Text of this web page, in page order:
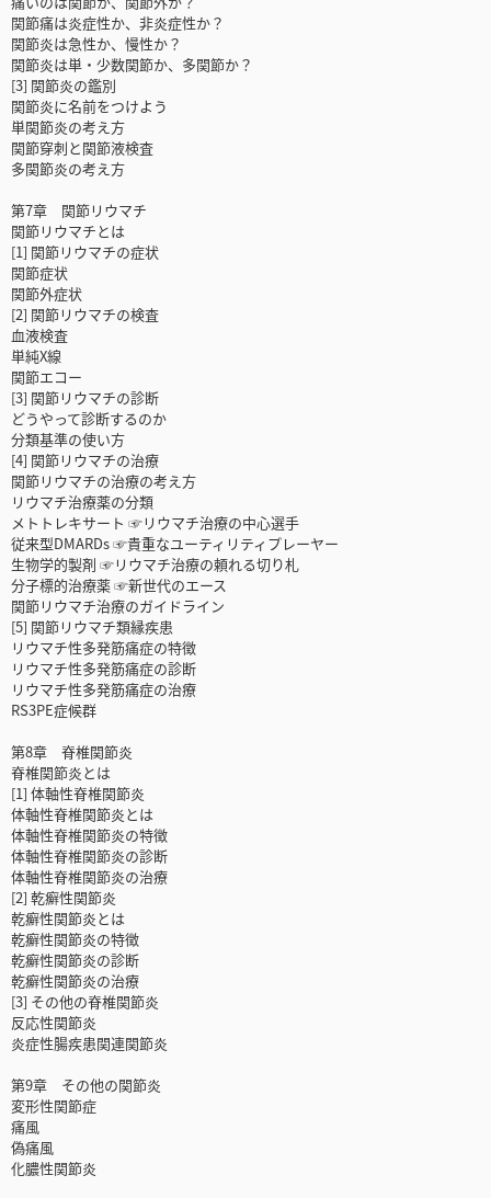
関節痛は炎症性か、非炎症性か？
関節炎は急性か、慢性か？
関節炎は単・少数関節か、多関節か？
[3] 関節炎の鑑別
関節炎に名前をつけよう
単関節炎の考え方
関節穿刺と関節液検査
多関節炎の考え方
第7章 関節リウマチ
関節リウマチとは
[1] 関節リウマチの症状
関節症状
関節外症状
[2] 関節リウマチの検査
血液検査
単純X線
関節エコー
[3] 関節リウマチの診断
どうやって診断するのか
分類基準の使い方
[4] 関節リウマチの治療
関節リウマチの治療の考え方
リウマチ治療薬の分類
メトトレキサート ☞リウマチ治療の中心選手
従来型DMARDs ☞貴重なユーティリティプレーヤー
生物学的製剤 ☞リウマチ治療の頼れる切り札
分子標的治療薬 ☞新世代のエース
関節リウマチ治療のガイドライン
[5] 関節リウマチ類縁疾患
リウマチ性多発筋痛症の特徴
リウマチ性多発筋痛症の診断
リウマチ性多発筋痛症の治療
RS3PE症候群
第8章 脊椎関節炎
脊椎関節炎とは
[1] 体軸性脊椎関節炎
体軸性脊椎関節炎とは
体軸性脊椎関節炎の特徴
体軸性脊椎関節炎の診断
体軸性脊椎関節炎の治療
[2] 乾癬性関節炎
乾癬性関節炎とは
乾癬性関節炎の特徴
乾癬性関節炎の診断
乾癬性関節炎の治療
[3] その他の脊椎関節炎
反応性関節炎
炎症性腸疾患関連関節炎
第9章 その他の関節炎
変形性関節症
痛風
偽痛風
化膿性関節炎